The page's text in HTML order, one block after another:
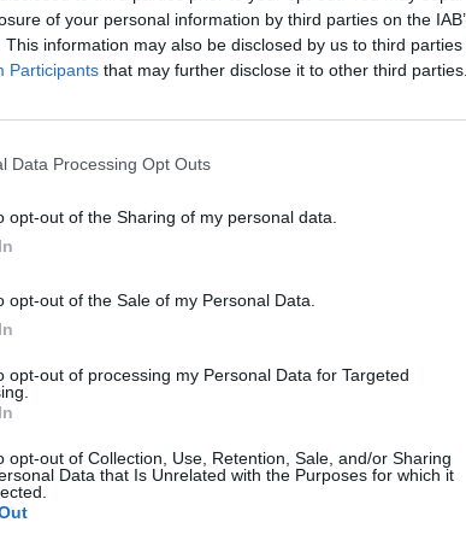
of your personal information by third parties on the
This information may also be disclosed by us to third
Participants that may further disclose it to other third parties.
Data Processing Opt Outs
opt-out of the Sharing of my personal data.
opt-out of the Sale of my Personal Data.
opt-out of processing my Personal Data for Targeted
opt-out of Collection, Use, Retention, Sale, and/or Sharing
Data that Is Unrelated with the Purposes for which it
kérdésére. A válaszokból kiderült: még
találkozik Ursula von der Leyen
Megosztás Külföldi munkavállalók
1-tól egy jelzésérékű moratórium...
portfolio.hu hírarchívumához tartozik, melynek
tartalmazza:
cikkarchívum
Előfizetés